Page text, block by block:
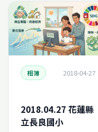
相簿 2018-04-27
2018.04.27 花蓮縣
立長良國小